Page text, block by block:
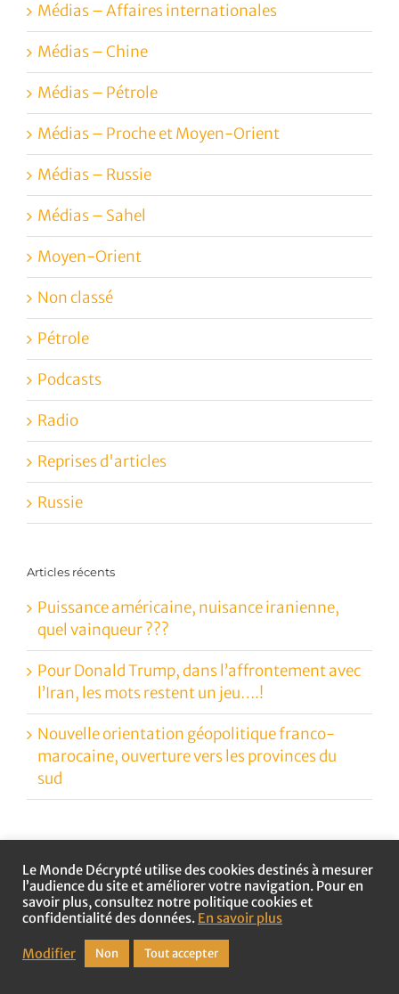
Médias – Affaires internationales
Médias – Chine
Médias – Pétrole
Médias – Proche et Moyen-Orient
Médias – Russie
Médias – Sahel
Moyen-Orient
Non classé
Pétrole
Podcasts
Radio
Reprises d'articles
Russie
Articles récents
Puissance américaine, nuisance iranienne,
quel vainqueur ???
Pour Donald Trump, dans l’affrontement avec
l’Iran, les mots restent un jeu….!
Nouvelle orientation géopolitique franco-
marocaine, ouverture vers les provinces du
sud
Voir toutes les reprises
Le Monde Décrypté utilise des cookies destinés à mesurer
l’audience du site et améliorer votre navigation. Pour en
savoir plus, consultez notre politique cookies et
confidentialité des données. En savoir plus
Modifier Non Tout accepter